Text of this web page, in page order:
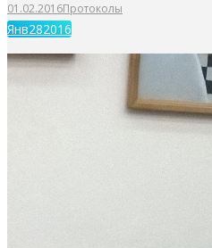
01.02.2016Протоколы
Янв282016